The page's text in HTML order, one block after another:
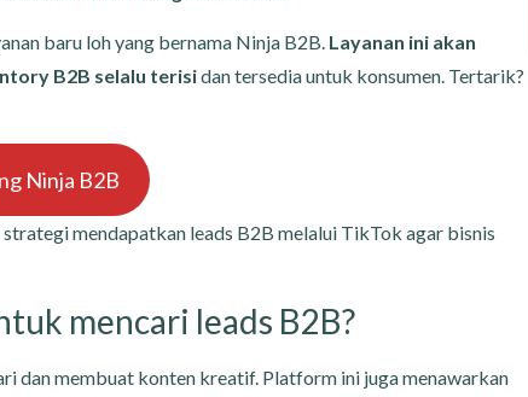
baru loh yang bernama Ninja B2B. Layanan ini akan
B2B selalu terisidan tersedia untuk konsumen. Tertarik?
Ninja B2B
mendapatkan leads B2B melalui TikTok agar bisnis
mencari leads B2B?
dan membuat konten kreatif. Platform ini juga menawarkan